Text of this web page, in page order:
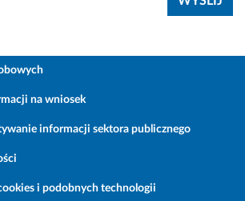
na wniosek
informacji sektora publicznego
i podobnych technologii